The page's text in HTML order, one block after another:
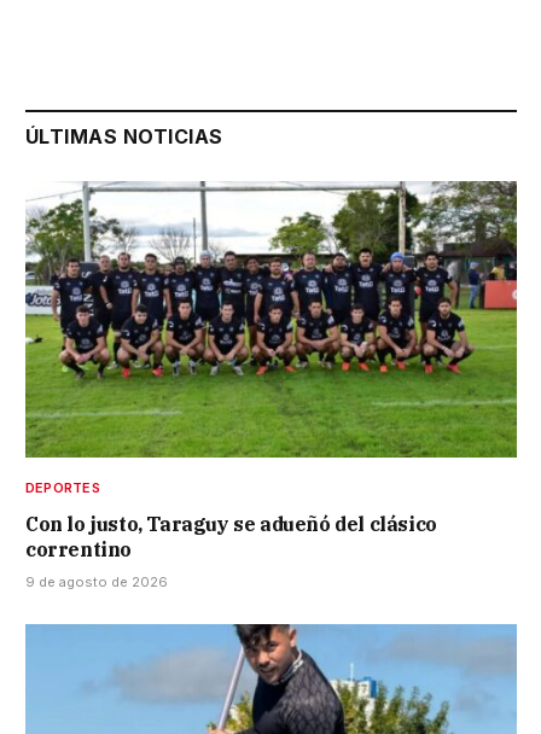
ÚLTIMAS NOTICIAS
DEPORTES
Con lo justo, Taraguy se adueñó del clásico
correntino
9 de agosto de 2026